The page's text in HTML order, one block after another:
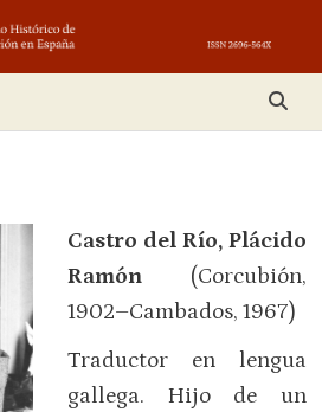
Castro del Río, Plácido
Ramón (Corcubión,
1902–Cambados, 1967)
Traductor en lengua
gallega. Hijo de un